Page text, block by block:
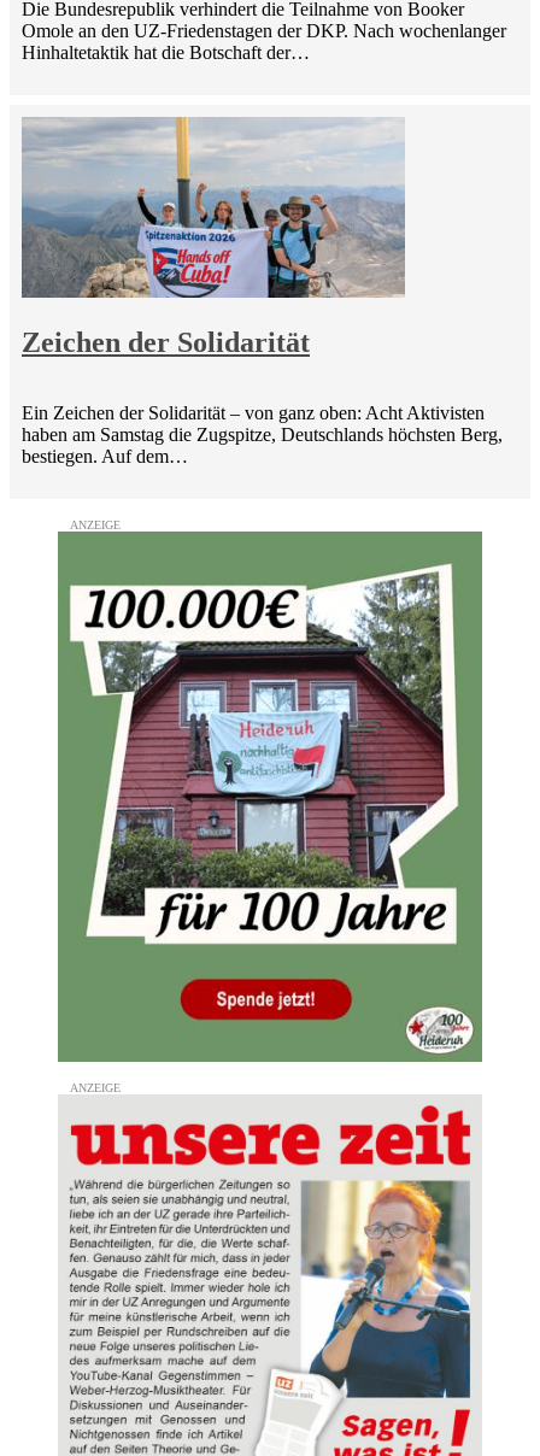
Die Bundesrepublik verhindert die Teilnahme von Booker
Omole an den UZ-Friedenstagen der DKP. Nach wochenlanger
Hinhaltetaktik hat die Botschaft der…
Zeichen der Solidarität
Ein Zeichen der Solidarität – von ganz oben: Acht Aktivisten
haben am Samstag die Zugspitze, Deutschlands höchsten Berg,
bestiegen. Auf dem…